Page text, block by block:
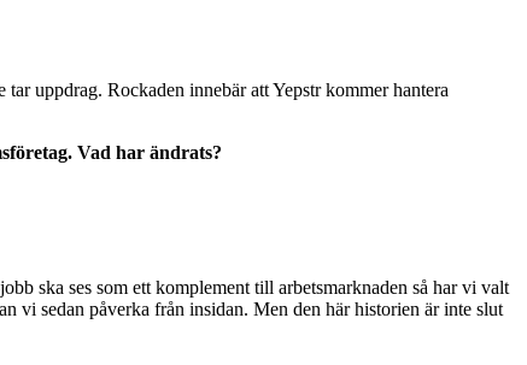
uppdrag. Rockaden innebär att Yepstr kommer hantera
Vad har ändrats?
ska ses som ett komplement till arbetsmarknaden så har vi valt
vi sedan påverka från insidan. Men den här historien är inte slut